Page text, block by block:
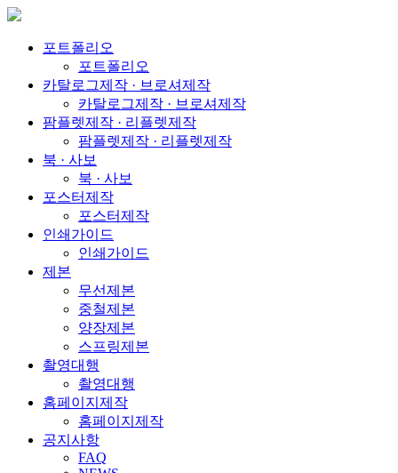
포트폴리오
포트폴리오
카탈로그제작 · 브로셔제작
카탈로그제작 · 브로셔제작
팜플렛제작 · 리플렛제작
팜플렛제작 · 리플렛제작
북 · 사보
북 · 사보
포스터제작
포스터제작
인쇄가이드
인쇄가이드
제본
무선제본
중철제본
양장제본
스프링제본
촬영대행
촬영대행
홈페이지제작
홈페이지제작
공지사항
FAQ